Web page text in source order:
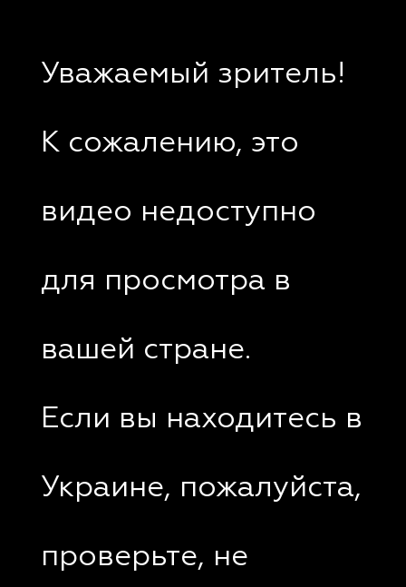
Уважаемый зритель!
К сожалению, это
видео недоступно
для просмотра в
вашей стране.
Если вы находитесь в
Украине, пожалуйста,
проверьте, не